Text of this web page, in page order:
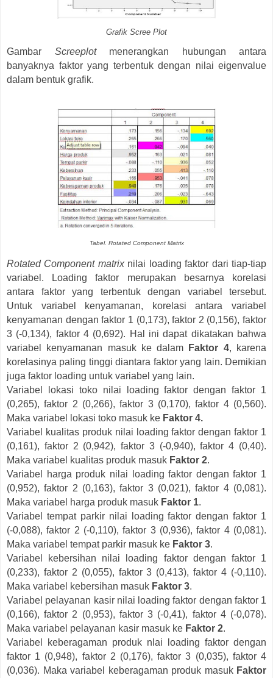
Grafik Scree Plot
Gambar Screeplotmenerangkan hubungan antara
banyaknya faktor yang terbentuk dengan nilai eigenvalue
dalam bentuk grafik.
Tabel. Rotated Component Matrix
Rotated Component matrix nilai loading faktor dari tiap-tiap
variabel. Loading faktor merupakan besarnya korelasi
antara faktor yang terbentuk dengan variabel tersebut.
Untuk variabel kenyamanan, korelasi antara variabel
kenyamanan dengan faktor 1 (0,173), faktor 2 (0,156), faktor
3 (-0,134), faktor 4 (0,692). Hal ini dapat dikatakan bahwa
variabel kenyamanan masuk ke dalam
Faktor 4, karena
korelasinya paling tinggi diantara faktor yang lain. Demikian
juga faktor loading untuk variabel yang lain.
Variabel lokasi toko nilai loading faktor dengan faktor 1
(0,265), faktor 2 (0,266), faktor 3 (0,170), faktor 4 (0,560).
Maka variabel lokasi toko masuk ke Faktor 4.
Variabel kualitas produk nilai loading faktor dengan faktor 1
(0,161), faktor 2 (0,942), faktor 3 (-0,940), faktor 4 (0,40).
Maka variabel kualitas produk masuk Faktor 2.
Variabel harga produk nilai loading faktor dengan faktor 1
(0,952), faktor 2 (0,163), faktor 3 (0,021), faktor 4 (0,081).
Maka variabel harga produk masuk Faktor 1.
Variabel tempat parkir nilai loading faktor dengan faktor 1
(-0,088), faktor 2 (-0,110), faktor 3 (0,936), faktor 4 (0,081).
Maka variabel tempat parkir masuk ke Faktor 3.
Variabel kebersihan nilai loading faktor dengan faktor 1
(0,233), faktor 2 (0,055), faktor 3 (0,413), faktor 4 (-0,110).
Maka variabel kebersihan masuk Faktor 3.
Variabel pelayanan kasir nilai loading faktor dengan faktor 1
(0,166), faktor 2 (0,953), faktor 3 (-0,41), faktor 4 (-0,078).
Maka variabel pelayanan kasir masuk ke Faktor 2.
Variabel keberagaman produk nlai loading faktor dengan
faktor 1 (0,948), faktor 2 (0,176), faktor 3 (0,035), faktor 4
(0,036). Maka variabel keberagaman produk masuk Faktor